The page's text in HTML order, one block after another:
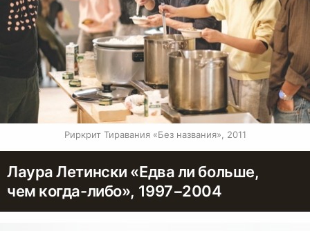
Риркрит Тиравания «Без названия», 2011
Лаура Летински «Едва ли больше,
чем когда-либо», 1997−2004